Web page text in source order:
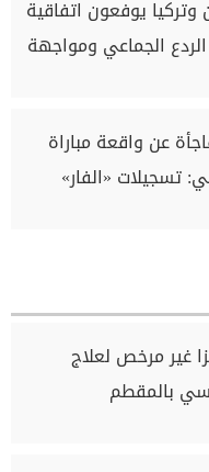
يوفعون اتفاقية
الجماعي ومواجهة
عن واقعة مباراة
تسجيلات «الفار»
19 مركزا غير مرخص لعلاج
بالمقطم